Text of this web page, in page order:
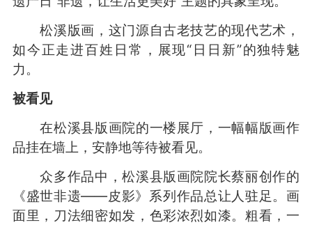
松溪版画，这门源自古老技艺的现代艺术，
如今正走进百姓日常，展现“日日新”的独特魅
力。
被看见
在松溪县版画院的一楼展厅，一幅幅版画作
品挂在墙上，安静地等待被看见。
众多作品中，松溪县版画院院长蔡丽创作的
《盛世非遗——皮影》系列作品总让人驻足。画
面里，刀法细密如发，色彩浓烈如漆。粗看，一